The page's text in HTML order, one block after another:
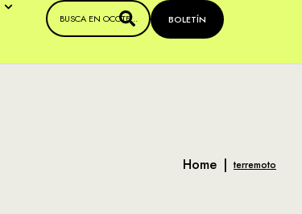
BOLETÍN
Home | terremoto